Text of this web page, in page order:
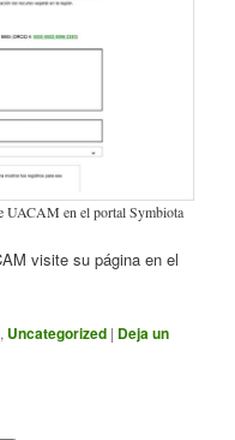
UACAM en el portal Symbiota
visite su página en el
, Uncategorized | Deja un